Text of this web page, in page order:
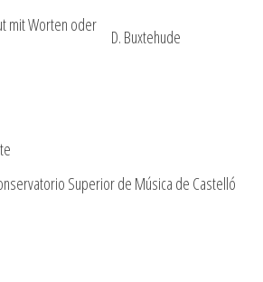
mit Worten oder
D. Buxtehude
Superior de Música de Castelló